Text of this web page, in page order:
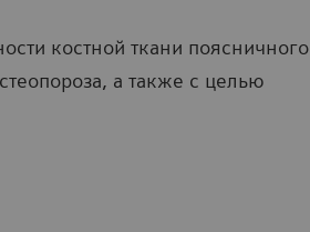
костной ткани поясничного
а также с целью